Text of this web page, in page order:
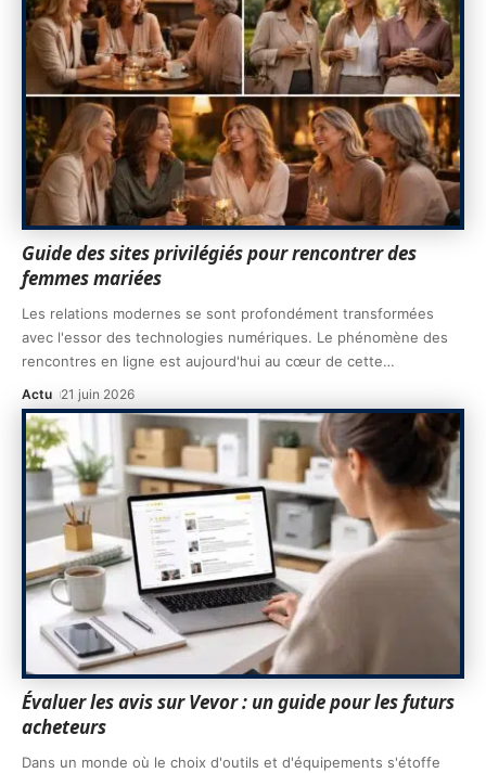
Guide des sites privilégiés pour rencontrer des
femmes mariées
Les relations modernes se sont profondément transformées
avec l'essor des technologies numériques. Le phénomène des
rencontres en ligne est aujourd'hui au cœur de cette…
Actu 21 juin 2026
Évaluer les avis sur Vevor : un guide pour les futurs
acheteurs
Dans un monde où le choix d'outils et d'équipements s'étoffe